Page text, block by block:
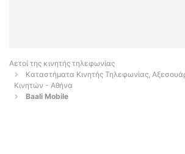
Αετοί της κινητής τηλεφωνίας
Καταστήματα Κινητής Τηλεφωνίας,
Κινητών - Αθήνα
Baali Mobile